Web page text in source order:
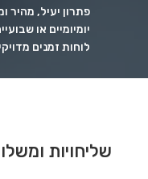
פתרון יעיל, מהיר
יומיומיים או
לוחות זמנים
שליחויות